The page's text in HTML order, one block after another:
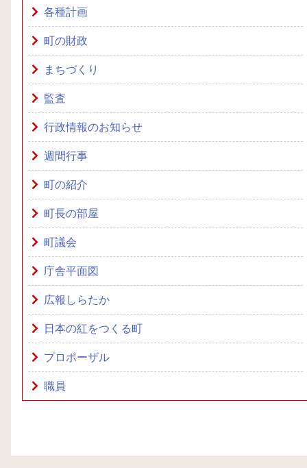
各種計画
町の財政
まちづくり
監査
行政情報のお知らせ
週間行事
町の紹介
町長の部屋
町議会
庁舎平面図
広報しらたか
日本の紅をつくる町
プロポーザル
職員